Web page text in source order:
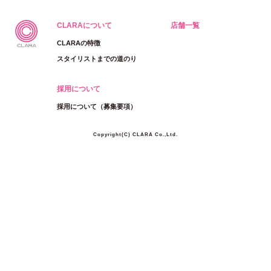
CLARAについて
CLARAの特徴
スタイリストまでの道のり
店舗一覧
採用について
採用について（募集要項）
Copyright(C) CLARA Co.,Ltd.